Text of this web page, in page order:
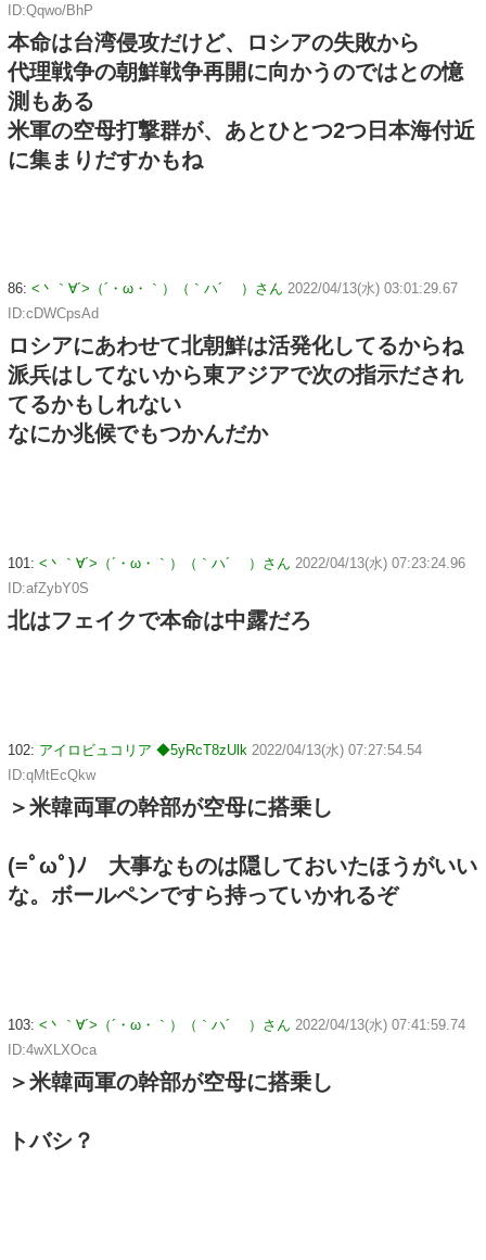
ID:Qqwo/BhP
本命は台湾侵攻だけど、ロシアの失敗から
代理戦争の朝鮮戦争再開に向かうのではとの憶
測もある
米軍の空母打撃群が、あとひとつ2つ日本海付近
に集まりだすかもね
86: <丶｀∀´>（´・ω・｀）（｀ハ´ ）さん 2022/04/13(水) 03:01:29.67
ID:cDWCpsAd
ロシアにあわせて北朝鮮は活発化してるからね
派兵はしてないから東アジアで次の指示だされ
てるかもしれない
なにか兆候でもつかんだか
101: <丶｀∀´>（´・ω・｀）（｀ハ´ ）さん 2022/04/13(水) 07:23:24.96
ID:afZybY0S
北はフェイクで本命は中露だろ
102: アイロビュコリア ◆5yRcT8zUlk 2022/04/13(水) 07:27:54.54
ID:qMtEcQkw
＞米韓両軍の幹部が空母に搭乗し
(=ﾟωﾟ)ﾉ 大事なものは隠しておいたほうがいい
な。ボールペンですら持っていかれるぞ
103: <丶｀∀´>（´・ω・｀）（｀ハ´ ）さん 2022/04/13(水) 07:41:59.74
ID:4wXLXOca
＞米韓両軍の幹部が空母に搭乗し
トバシ？